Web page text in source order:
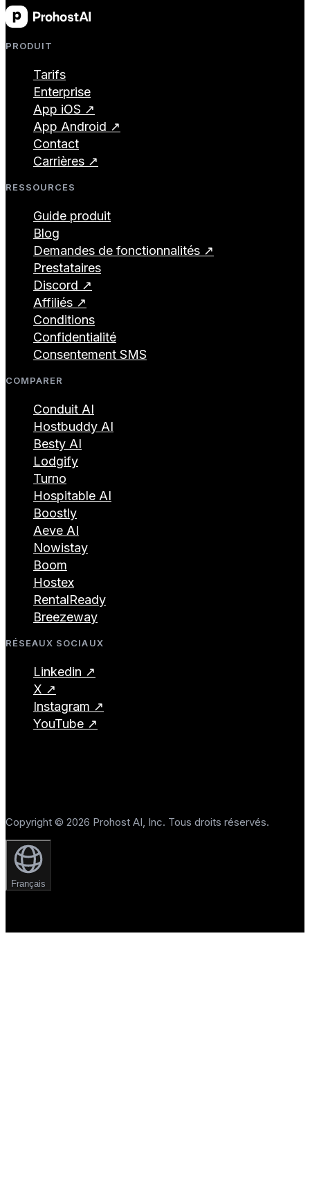
PRODUIT
Tarifs
Enterprise
App iOS ↗
App Android ↗
Contact
Carrières ↗
RESSOURCES
Guide produit
Blog
Demandes de fonctionnalités ↗
Prestataires
Discord ↗
Affiliés ↗
Conditions
Confidentialité
Consentement SMS
COMPARER
Conduit AI
Hostbuddy AI
Besty AI
Lodgify
Turno
Hospitable AI
Boostly
Aeve AI
Nowistay
Boom
Hostex
RentalReady
Breezeway
RÉSEAUX SOCIAUX
Linkedin ↗
X ↗
Instagram ↗
YouTube ↗
Copyright © 2026 Prohost AI, Inc. Tous droits réservés.
Français